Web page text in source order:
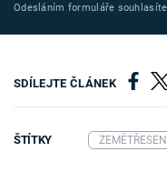
Odesláním formuláře
SDÍLEJTE ČLÁNEK
ŠTÍTKY ZEMĚTŘESENÍ